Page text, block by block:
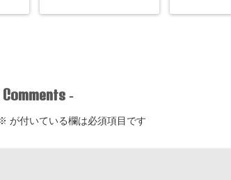
Comments -
が付いている欄は必須項目です